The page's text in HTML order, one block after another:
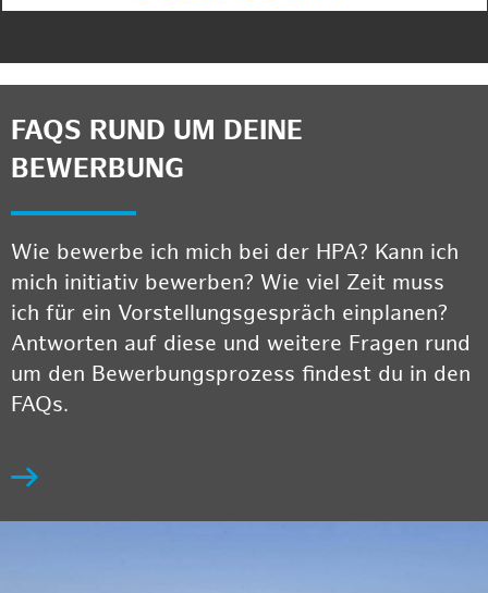
FAQS RUND UM DEINE
BEWERBUNG
Wie bewerbe ich mich bei der HPA? Kann ich
mich initiativ bewerben? Wie viel Zeit muss
ich für ein Vorstellungsgespräch einplanen?
Antworten auf diese und weitere Fragen rund
um den Bewerbungsprozess findest du in den
FAQs.